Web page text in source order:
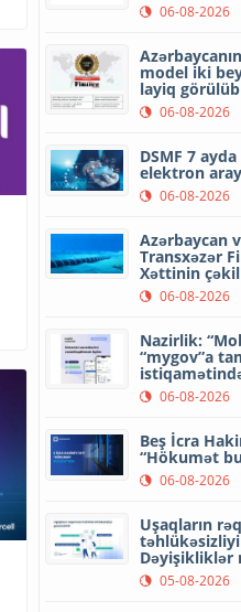
06-08-2026
model iki
layiq görülüb
06-08-2026
DSMF 7
elektron
06-08-2026
Azərbaycan
Transxəzər
Xəttinin
06-08-2026
Nazirlik:
“mygov”a
06-08-2026
Beş İcra
“Hökumət
06-08-2026
Uşaqların
Dəyişikliklər
05-08-2026